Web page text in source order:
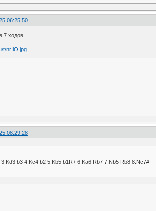
06:25:50
7 ходов.
08:29:28
3.Kd3 b3 4.Kc4 b2 5.Kb5 b1R+ 6.Ka6 Rb7 7.Nb5 Rb8 8.Nc7#